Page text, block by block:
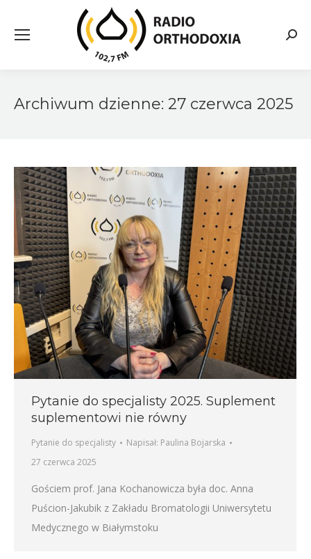
Archiwum dzienne: 27 czerwca 2025
Pytanie do specjalisty 2025. Suplement
suplementowi nie równy
Pytanie do specjalisty Napisał: Paulina Bojarska
27 czerwca 2025
Gościem prof. Jana Kochanowicza była doc. Anna
Puścion-Jakubik z Zakładu Bromatologii Uniwersytetu
Medycznego w Białymstoku